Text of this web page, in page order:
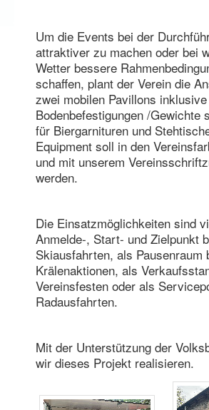
Um die Events bei der
attraktiver zu machen oder bei
Wetter bessere
schaffen, plant der Verein die
zwei mobilen Pavillons
Bodenbefestigungen /Gewichte
für Biergarnituren und
Equipment soll in den
und mit unserem
werden.
Die Einsatzmöglichkeiten sind
Anmelde‑, Start‑ und Zielpunkt
Skiausfahrten, als Pausenraum
Krälenaktionen, als
Vereinsfesten oder als
Radausfahrten.
Mit der Unterstützung der
wir dieses Projekt realisieren.